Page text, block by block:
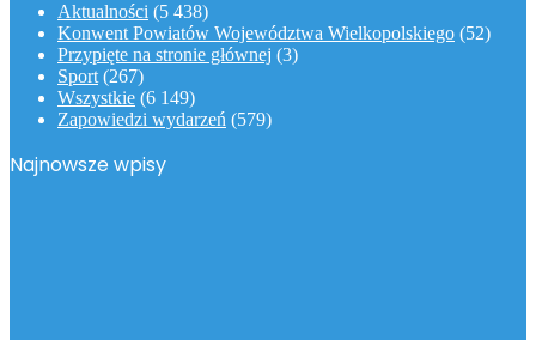
Aktualności (5 438)
Konwent Powiatów Województwa Wielkopolskiego (52)
Przypięte na stronie głównej (3)
Sport (267)
Wszystkie (6 149)
Zapowiedzi wydarzeń (579)
Najnowsze wpisy